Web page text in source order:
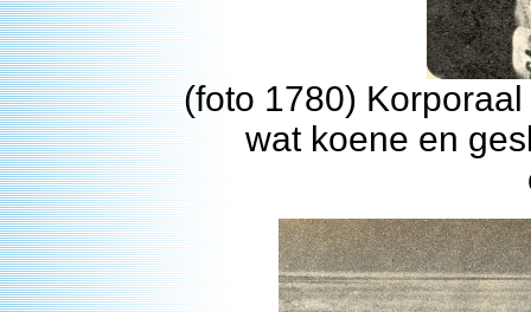
(foto 1780)
wat koene en